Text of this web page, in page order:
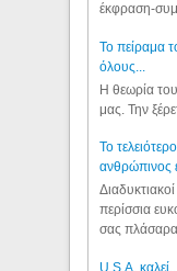
έκφραση-
Το πείραμα
όλους...
Η θεωρία του
μας. Την
Το
ανθρώπινος
περίσσια
σας
U.S.A.